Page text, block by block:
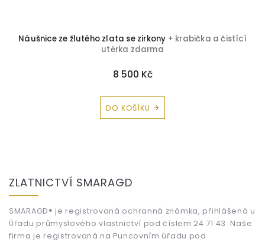
Náušnice ze žlutého zlata se zirkony + krabička a čistící
utěrka zdarma
8 500 Kč
DO KOŠÍKU
ZLATNICTVÍ SMARAGD
SMARAGD® je registrovaná ochranná známka, přihlášená u
Úřadu průmyslového vlastnictví pod číslem 24 71 43. Naše
firma je registrovaná na Puncovním úřadu pod